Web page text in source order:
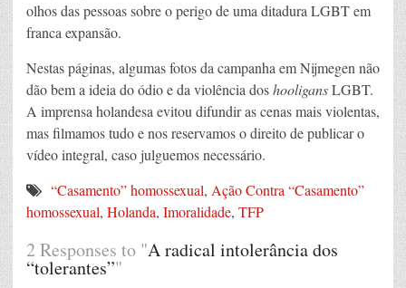
olhos das pessoas sobre o perigo de uma ditadura LGBT em
franca expansão.
Nestas páginas, algumas fotos da campanha em Nijmegen não
dão bem a ideia do ódio e da violência doshooligansLGBT.
A imprensa holandesa evitou difundir as cenas mais violentas,
mas filmamos tudo e nos reservamos o direito de publicar o
vídeo integral, caso julguemos necessário.
“Casamento” homossexual, Ação Contra “Casamento”
homossexual, Holanda, Imoralidade, TFP
2 Responses to "A radical intolerância dos
“tolerantes”"